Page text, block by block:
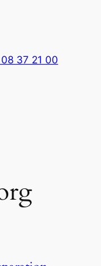
37 21 00